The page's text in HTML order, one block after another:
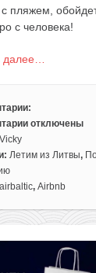
пляжем,
с человека!
далее…
отключены
Vicky
Летим из Литвы,
airbaltic, Airbnb